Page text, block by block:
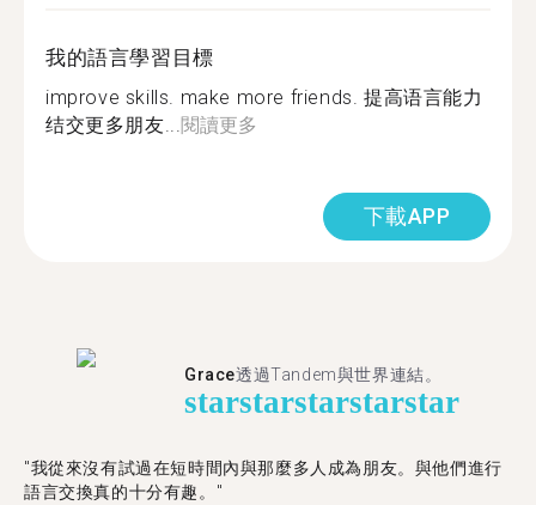
我的語言學習目標
improve skills. make more friends. 提高语言能力
结交更多朋友...閱讀更多
下載APP
Grace透過Tandem與世界連結。
starstarstarstarstar
"我從來沒有試過在短時間內與那麼多人成為朋友。與他們進行
語言交換真的十分有趣。"